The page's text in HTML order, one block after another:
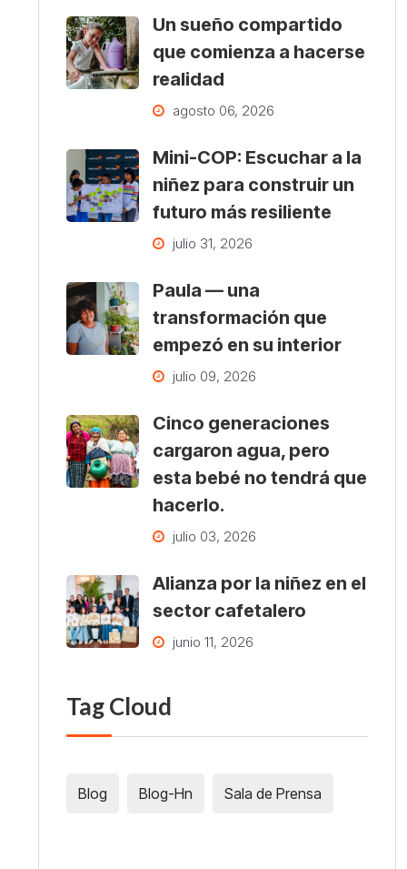
Un sueño compartido
que comienza a hacerse
realidad
agosto 06, 2026
Mini-COP: Escuchar a la
niñez para construir un
futuro más resiliente
julio 31, 2026
Paula — una
transformación que
empezó en su interior
julio 09, 2026
Cinco generaciones
cargaron agua, pero
esta bebé no tendrá que
hacerlo.
julio 03, 2026
Alianza por la niñez en el
sector cafetalero
junio 11, 2026
Tag Cloud
Blog Blog-Hn Sala de Prensa